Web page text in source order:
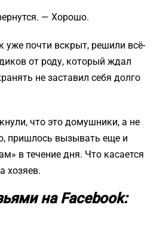
— Хорошо.
уже почти вскрыт, решили всё-
от роду, который ждал
не заставил себя долго
что это домушники, а не
пришлось вызывать еще и
в течение дня. Что касается
хозяев.
на Facebook: